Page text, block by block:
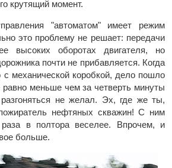
крутящий момент.
"автоматом" имеет режим
это проблему не решает: передачи
высоких оборотах двигателя, но
почти не прибавляется. Когда
механической коробкой, дело пошло
равно меньше чем за четверть минуты
не желал. Эх, где же ты,
нефтяных скважин! С ним
в полтора веселее. Впрочем, и
больше.